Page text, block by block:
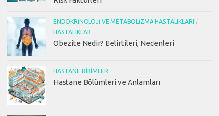
ENDOKRINOLOJI VE METABOLIZMA HASTALIKLARI /
HASTALIKLAR
Obezite Nedir? Belirtileri, Nedenleri
HASTANE BIRIMLERI
Hastane Bölümleri ve Anlamları